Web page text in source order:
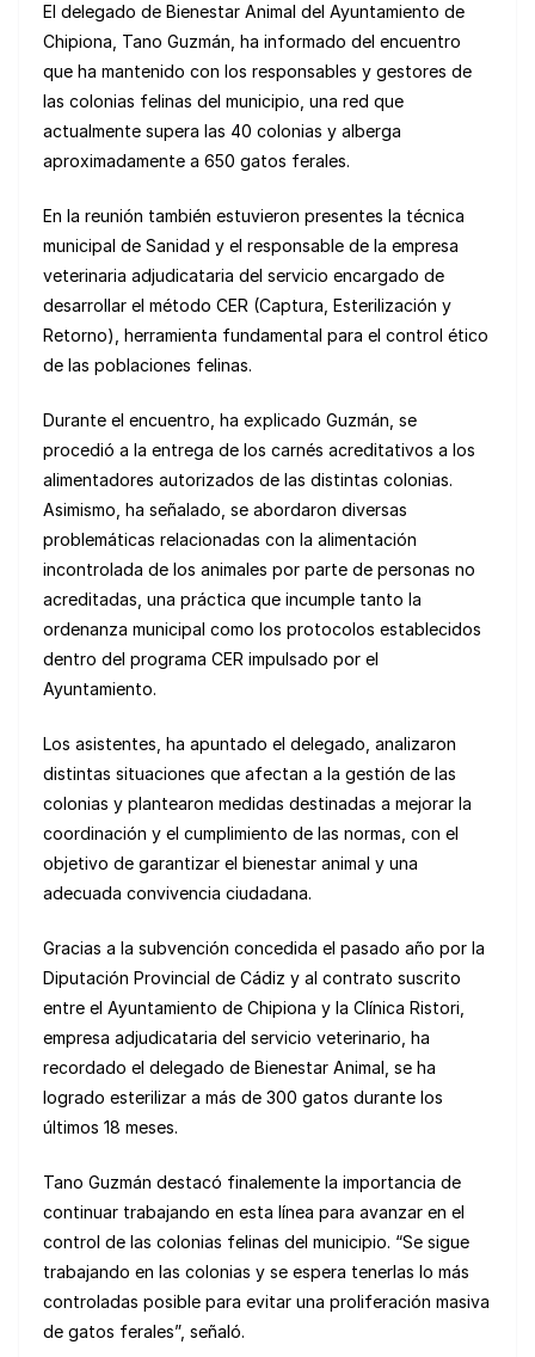
at
s
A
p
p
c
e
b
o
o
k
ail e
gr
a
m
e
s
k
y
C
h
at
n
e p
El delegado de Bienestar Animal del Ayuntamiento de
Chipiona, Tano Guzmán, ha informado del encuentro
que ha mantenido con los responsables y gestores de
las colonias felinas del municipio, una red que
actualmente supera las 40 colonias y alberga
aproximadamente a 650 gatos ferales.
En la reunión también estuvieron presentes la técnica
municipal de Sanidad y el responsable de la empresa
veterinaria adjudicataria del servicio encargado de
desarrollar el método CER (Captura, Esterilización y
Retorno), herramienta fundamental para el control ético
de las poblaciones felinas.
Durante el encuentro, ha explicado Guzmán, se
procedió a la entrega de los carnés acreditativos a los
alimentadores autorizados de las distintas colonias.
Asimismo, ha señalado, se abordaron diversas
problemáticas relacionadas con la alimentación
incontrolada de los animales por parte de personas no
acreditadas, una práctica que incumple tanto la
ordenanza municipal como los protocolos establecidos
dentro del programa CER impulsado por el
Ayuntamiento.
Los asistentes, ha apuntado el delegado, analizaron
distintas situaciones que afectan a la gestión de las
colonias y plantearon medidas destinadas a mejorar la
coordinación y el cumplimiento de las normas, con el
objetivo de garantizar el bienestar animal y una
adecuada convivencia ciudadana.
Gracias a la subvención concedida el pasado año por la
Diputación Provincial de Cádiz y al contrato suscrito
entre el Ayuntamiento de Chipiona y la Clínica Ristori,
empresa adjudicataria del servicio veterinario, ha
recordado el delegado de Bienestar Animal, se ha
logrado esterilizar a más de 300 gatos durante los
últimos 18 meses.
Tano Guzmán destacó finalemente la importancia de
continuar trabajando en esta línea para avanzar en el
control de las colonias felinas del municipio. “Se sigue
trabajando en las colonias y se espera tenerlas lo más
controladas posible para evitar una proliferación masiva
de gatos ferales”, señaló.